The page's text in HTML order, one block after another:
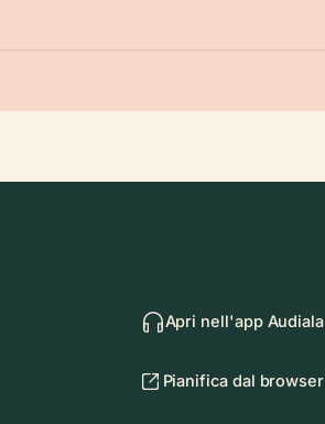
Apri nell'app Audiala
Pianifica dal browser